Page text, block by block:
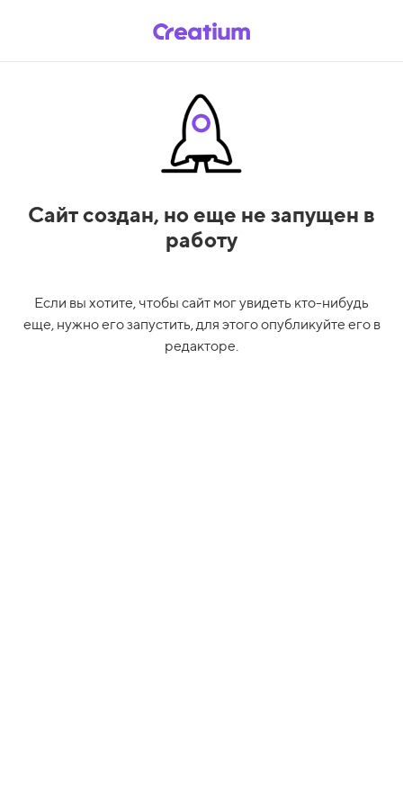
Сайт создан, но еще не запущен в
работу
Если вы хотите, чтобы сайт мог увидеть кто-нибудь
еще, нужно его запустить, для этого опубликуйте его в
редакторе.